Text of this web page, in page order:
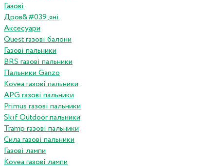
Газові
Дров&#039;яні
Аксесуари
Quest газові балони
Газові пальники
BRS газові пальники
Пальники Ganzo
Kovea газові пальники
APG газові пальники
Primus газові пальники
Skif Outdoor пальники
Tramp газові пальники
Сила газові пальники
Газові лампи
Kovea газові лампи